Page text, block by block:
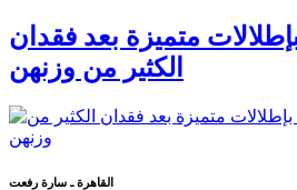
متميزة بعد فقدان
الكثير من وزنهن
القاهرة ـ سارة رفعت